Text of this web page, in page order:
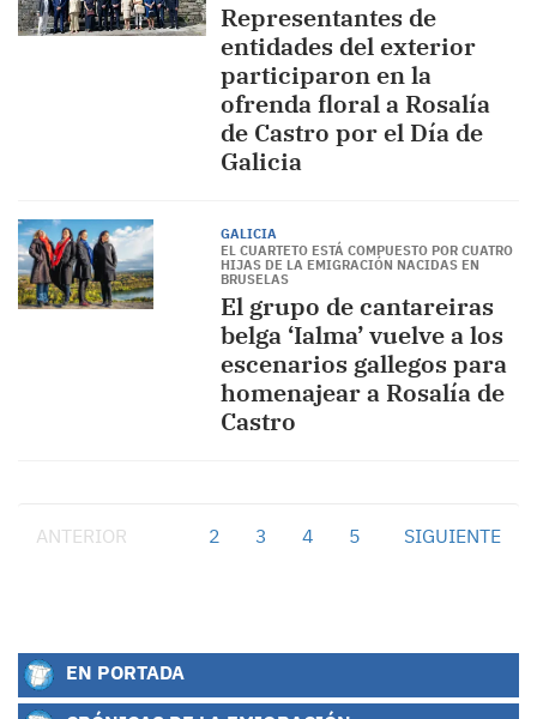
Representantes de
entidades del exterior
participaron en la
ofrenda floral a Rosalía
de Castro por el Día de
Galicia
GALICIA
EL CUARTETO ESTÁ COMPUESTO POR CUATRO
HIJAS DE LA EMIGRACIÓN NACIDAS EN
BRUSELAS
El grupo de cantareiras
belga ‘Ialma’ vuelve a los
escenarios gallegos para
homenajear a Rosalía de
Castro
ANTERIOR 2 3 4 5 SIGUIENTE
EN PORTADA